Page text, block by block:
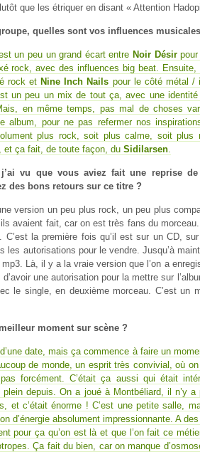
que les étriquer en disant « Attention
quelles sont vos influences
un peu un grand écart entre Noir Désirpour
rock, avec des influences big beat.
rock et Nine Inch Nails pour le côté métal /
un peu un mix de tout ça, avec une
en même temps, pas mal de choses
album, pour ne pas refermer nos
plus rock, soit plus calme, soit plus
et ça fait, de toute façon, du Sidilarsen.
vu que vous aviez fait une reprise
des bons retours sur ce titre ?
version un peu plus rock, un peu plus
avaient fait, car on est très fans du
la première fois qu’il est sur un CD,
les autorisations pour le vendre. Jusqu’à
Là, il y a la vraie version que l’on a
une autorisation pour la mettre sur
le single, en deuxième morceau. C’est un
moment sur scène ?
date, mais ça commence à faire un
de monde, un esprit très convivial, où
forcément. C’était ça aussi qui était
depuis. On a joué à Montbéliard, il n’y
et c’était énorme ! C’est une petite salle,
d’énergie absolument impressionnante. A
pour ça qu’on est là et que l’on fait ce
Ça fait du bien, car on manque